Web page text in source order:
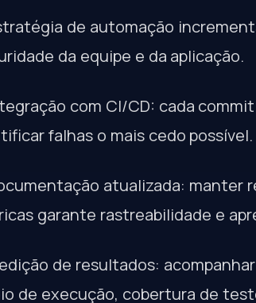
de automação
da equipe e da aplicação.
com CI/CD: cada
falhas o mais cedo possível.
atualizada: manter
garante rastreabilidade e
de resultados:
de execução, cobertura de